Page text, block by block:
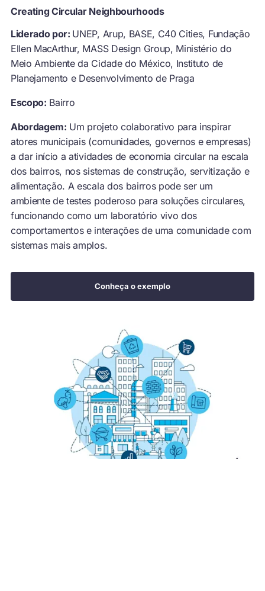
Creating Circular Neighbourhoods
Liderado por: UNEP, Arup, BASE, C40 Cities, Fundação
Ellen MacArthur, MASS Design Group, Ministério do
Meio Ambiente da Cidade do México, Instituto de
Planejamento e Desenvolvimento de Praga
Escopo: Bairro
Abordagem: Um projeto colaborativo para inspirar
atores municipais (comunidades, governos e empresas)
a dar início a atividades de economia circular na escala
dos bairros, nos sistemas de construção, servitização e
alimentação. A escala dos bairros pode ser um
ambiente de testes poderoso para soluções circulares,
funcionando como um laboratório vivo dos
comportamentos e interações de uma comunidade com
sistemas mais amplos.
Conheça o exemplo